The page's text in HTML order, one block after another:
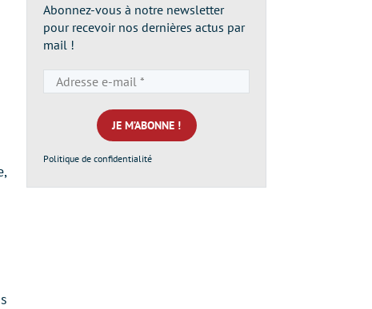
Abonnez-vous à notre newsletter
pour recevoir nos dernières actus par
mail !
e-
mail
*
Politique de confidentialité